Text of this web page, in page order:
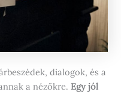
dialogok, és a
a nézőkre.Egy jól